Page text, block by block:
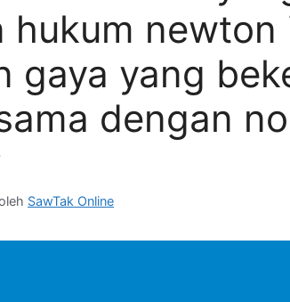
hukum newton
gaya yang
dengan
SawTak Online